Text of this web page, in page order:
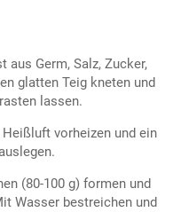
aus Germ, Salz, Zucker,
glatten Teig kneten und
lassen.
vorheizen und ein
(80-100 g) formen und
Wasser bestreichen und